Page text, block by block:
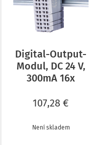
Digital-Output-
Modul, DC 24 V,
300mA 16x
107,28€
Není skladem